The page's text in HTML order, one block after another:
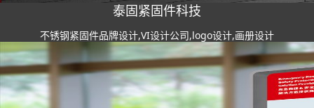
泰固紧固件科技
不锈钢紧固件品牌设计,VI设计公司,logo设计,画册设计